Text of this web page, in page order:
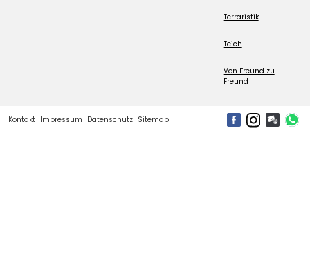
Terraristik
Teich
Von Freund zu
Freund
Kontakt Impressum Datenschutz Sitemap